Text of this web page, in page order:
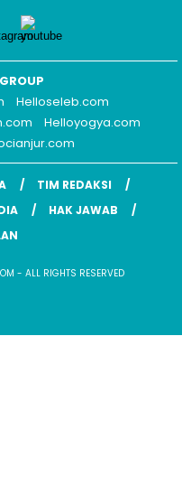
Helloseleb.com
Helloyogya.com
TIM REDAKSI
HAK JAWAB
- ALL RIGHTS RESERVED